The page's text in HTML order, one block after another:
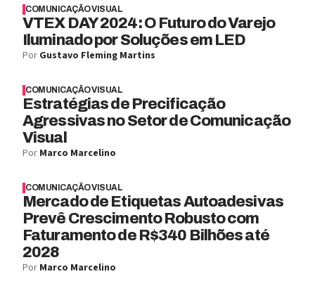
COMUNICAÇÃO VISUAL
VTEX DAY 2024: O Futuro do Varejo
Iluminado por Soluções em LED
Por Gustavo Fleming Martins
COMUNICAÇÃO VISUAL
Estratégias de Precificação
Agressivas no Setor de Comunicação
Visual
Por Marco Marcelino
COMUNICAÇÃO VISUAL
Mercado de Etiquetas Autoadesivas
Prevê Crescimento Robusto com
Faturamento de R$340 Bilhões até
2028
Por Marco Marcelino